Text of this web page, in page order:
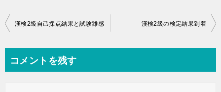
投
ビ
漢検2級自己採点結果と試験雑感 漢検2級の検定結果到着
コメントを残す